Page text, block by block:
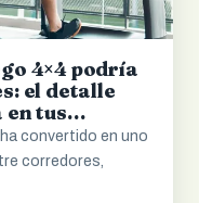
4×4 podría
el detalle
tus
convertido en uno
corredores,